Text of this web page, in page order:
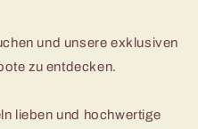
und unsere exklusiven
zu entdecken.
lieben und hochwertige